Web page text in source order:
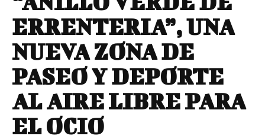
ERRENTERIA”, UNA
NUEVA ZONA DE
PASEO Y DEPORTE
AL AIRE LIBRE PARA
EL OCIO